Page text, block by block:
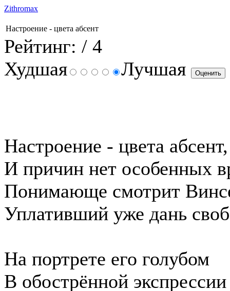
Zithromax
Настроение - цвета абсент
Рейтинг: / 4
Худшая
Лучшая
Настроение - цвета абсент,
И причин нет особенных
Понимающе смотрит
Уплативший уже дань
На портрете его голубом
В обострённой экспрессии